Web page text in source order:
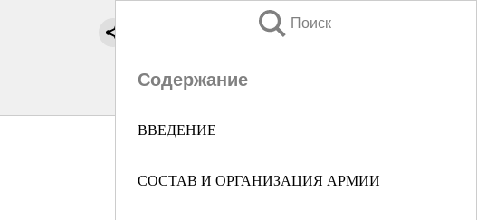
Поиск
Содержание
ВВЕДЕНИЕ
СОСТАВ И ОРГАНИЗАЦИЯ АРМИИ